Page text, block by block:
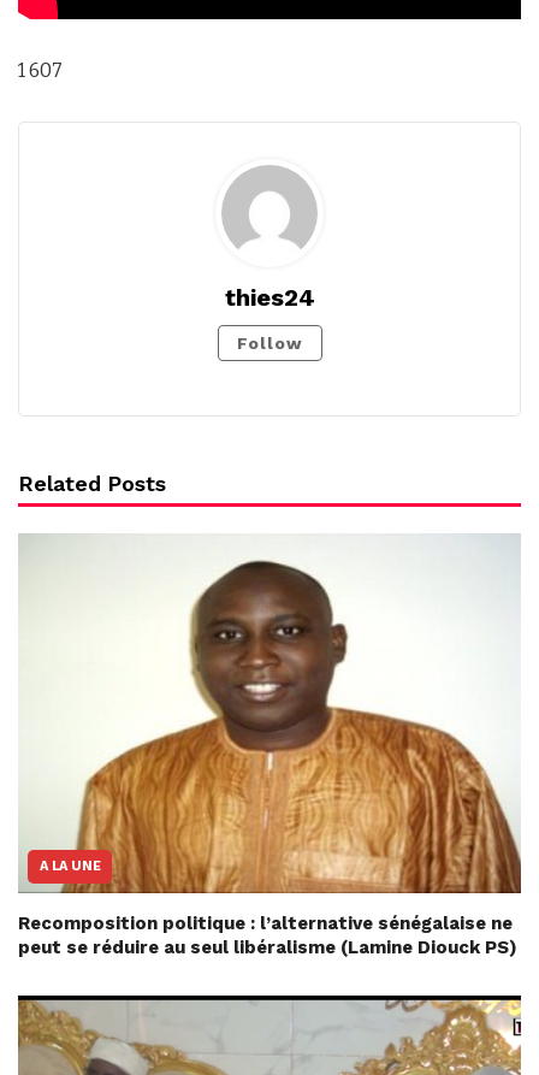
1 607
thies24
Follow
Related Posts
A LA UNE
Recomposition politique : l’alternative sénégalaise ne
peut se réduire au seul libéralisme (Lamine Diouck PS)